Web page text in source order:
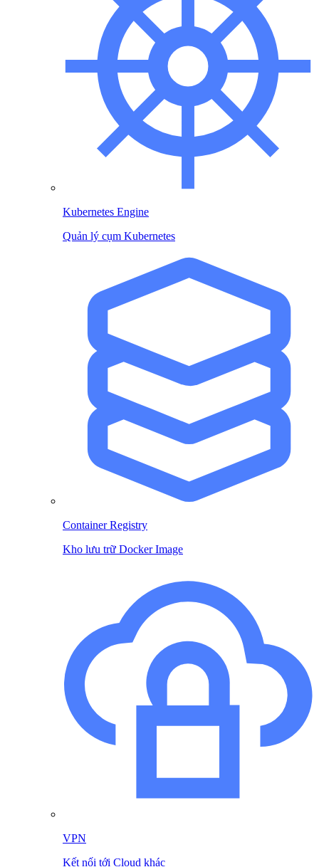
Kubernetes Engine
Quản lý cụm Kubernetes
Container Registry
Kho lưu trữ Docker Image
VPN
Kết nối tới Cloud khác